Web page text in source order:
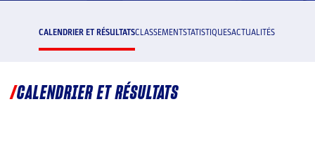
CALENDRIER ET RÉSULTATSCLASSEMENTSTATISTIQUESACTUALITÉS
CALENDRIER ET RÉSULTATS